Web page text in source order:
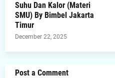
Suhu Dan Kalor (Materi
SMU) By Bimbel Jakarta
Timur
December 22, 2025
Post a Comment